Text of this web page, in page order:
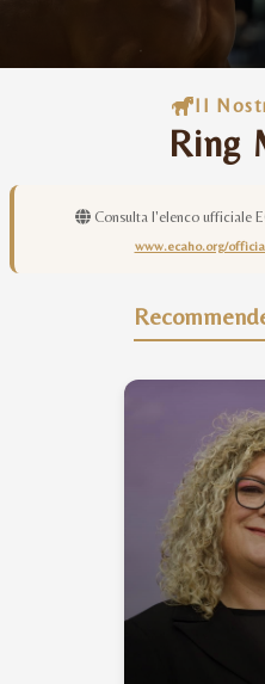
Il
Ring
Consulta l'elenco ufficiale
www.ecaho.org/